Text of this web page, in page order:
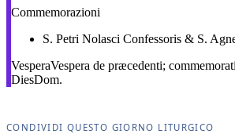
Commemorazioni
S. Petri Nolasci Confessoris & S.
VesperaVespera de præcedenti;
DiesDom.
CONDIVIDI QUESTO GIORNO LITURGICO